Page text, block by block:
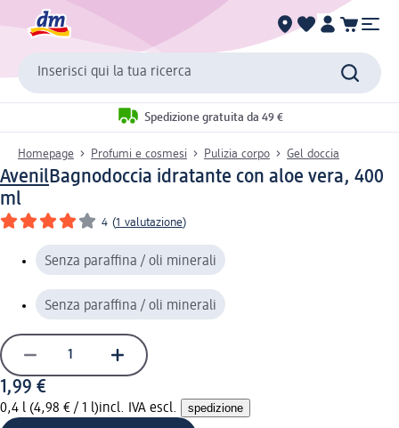
Inserisci qui la tua ricerca
Spedizione gratuita da 49 €
Homepage Profumi e cosmesi Pulizia corpo Gel doccia
AvenilBagnodoccia idratante con aloe vera, 400
ml
4 (1 valutazione)
Senza paraffina / oli minerali
Senza paraffina / oli minerali
1,99 €
0,4 l (4,98 € / 1 l)incl. IVA escl. spedizione